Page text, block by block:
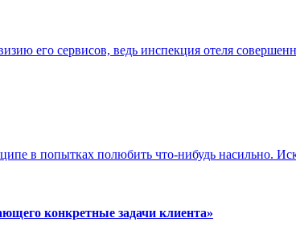
его сервисов, ведь инспекция отеля
в попытках полюбить что-нибудь насильно.
конкретные задачи клиента»